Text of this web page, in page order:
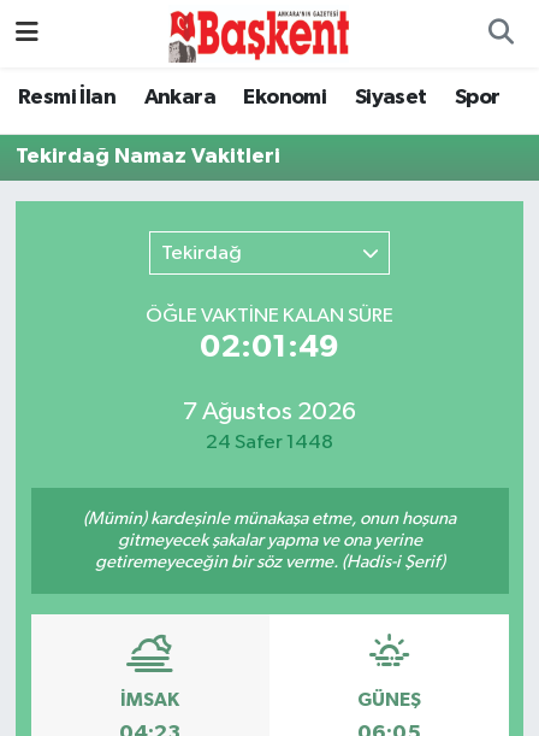
Resmi İlan Ankara Ekonomi Siyaset Spor
Tekirdağ Namaz Vakitleri
Tekirdağ
ÖĞLE VAKTİNE KALAN SÜRE
02:01:49
7 Ağustos 2026
24 Safer 1448
(Mümin) kardeşinle münakaşa etme, onun hoşuna
gitmeyecek şakalar yapma ve ona yerine
getiremeyeceğin bir söz verme. (Hadis-i Şerif)
İMSAK GÜNEŞ
Ankara
Asayiş
Gündem
Kültür-Sanat
Magazin
Nöbetçi Eczaneler
Hava Durumu
Trafik Durumu
Süper Lig Puan Durumu ve Fikstür
Tüm Manşetler
Haber Arşivi